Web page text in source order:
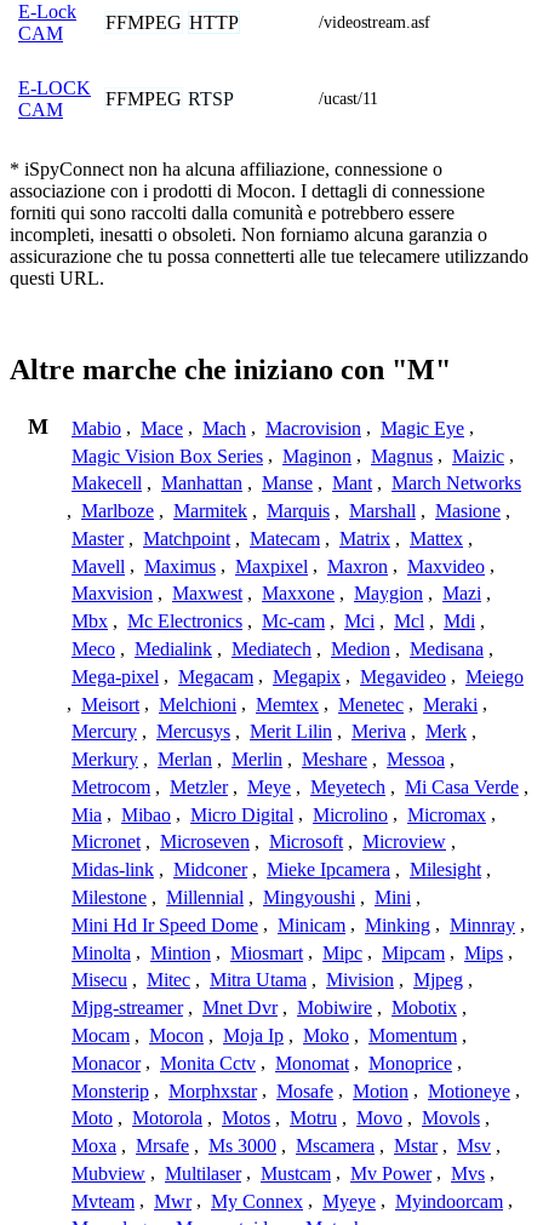
E-Lock
CAM
FFMPEG HTTP /videostream.asf
E-LOCK
CAM
FFMPEG RTSP /ucast/11
* iSpyConnect non ha alcuna affiliazione, connessione o
associazione con i prodotti di Mocon. I dettagli di connessione
forniti qui sono raccolti dalla comunità e potrebbero essere
incompleti, inesatti o obsoleti. Non forniamo alcuna garanzia o
assicurazione che tu possa connetterti alle tue telecamere utilizzando
questi URL.
Altre marche che iniziano con "M"
M Mabio , Mace , Mach , Macrovision , Magic Eye ,
Magic Vision Box Series , Maginon , Magnus , Maizic ,
Makecell , Manhattan , Manse , Mant , March Networks
, Marlboze , Marmitek , Marquis , Marshall , Masione ,
Master , Matchpoint , Matecam , Matrix , Mattex ,
Mavell , Maximus , Maxpixel , Maxron , Maxvideo ,
Maxvision , Maxwest , Maxxone , Maygion , Mazi ,
Mbx , Mc Electronics , Mc-cam , Mci , Mcl , Mdi ,
Meco , Medialink , Mediatech , Medion , Medisana ,
Mega-pixel , Megacam , Megapix , Megavideo , Meiego
, Meisort , Melchioni , Memtex , Menetec , Meraki ,
Mercury , Mercusys , Merit Lilin , Meriva , Merk ,
Merkury , Merlan , Merlin , Meshare , Messoa ,
Metrocom , Metzler , Meye , Meyetech , Mi Casa Verde ,
Mia , Mibao , Micro Digital , Microlino , Micromax ,
Micronet , Microseven , Microsoft , Microview ,
Midas-link , Midconer , Mieke Ipcamera , Milesight ,
Milestone , Millennial , Mingyoushi , Mini ,
Mini Hd Ir Speed Dome , Minicam , Minking , Minnray ,
Minolta , Mintion , Miosmart , Mipc , Mipcam , Mips ,
Misecu , Mitec , Mitra Utama , Mivision , Mjpeg ,
Mjpg-streamer , Mnet Dvr , Mobiwire , Mobotix ,
Mocam , Mocon , Moja Ip , Moko , Momentum ,
Monacor , Monita Cctv , Monomat , Monoprice ,
Monsterip , Morphxstar , Mosafe , Motion , Motioneye ,
Moto , Motorola , Motos , Motru , Movo , Movols ,
Moxa , Mrsafe , Ms 3000 , Mscamera , Mstar , Msv ,
Mubview , Multilaser , Mustcam , Mv Power , Mvs ,
Mvteam , Mwr , My Connex , Myeye , Myindoorcam ,